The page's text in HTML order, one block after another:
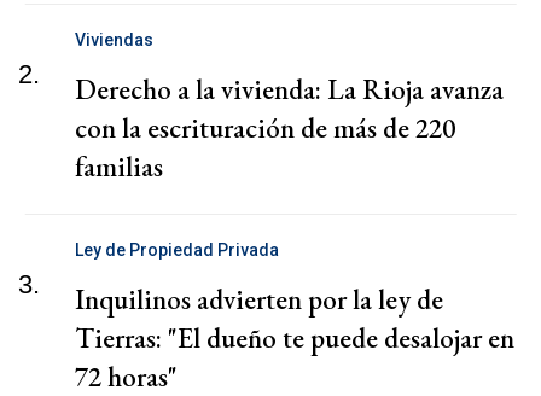
2.
Viviendas
Derecho a la vivienda: La Rioja avanza
con la escrituración de más de 220
familias
3.
Ley de Propiedad Privada
Inquilinos advierten por la ley de
Tierras: "El dueño te puede desalojar en
72 horas"